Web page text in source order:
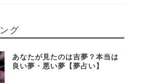
グ
あなたが見たのは吉夢？本当は
良い夢・悪い夢【夢占い】